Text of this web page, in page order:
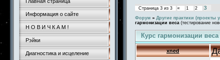
Информация о сайте
Н О В И Ч К А М !
Рэйки
Диагностика и исцеление
Страница 3 из 3 « 1 2 3
Форум » Другие практики (проекты
гармонизации веса (тестирование
Курс гармонизации веса
xned